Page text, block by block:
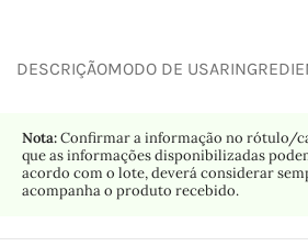
DESCRIÇÃOMODO DE USAR
Nota:Confirmar a informação no rótulo/
que as informações disponibilizadas
acordo com o lote, deverá considerar
acompanha o produto recebido.